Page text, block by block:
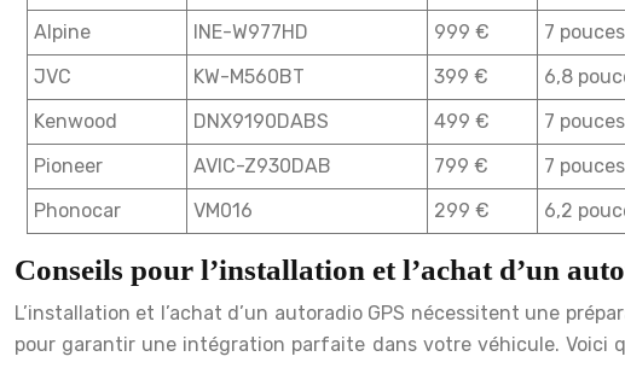
Alpine
INE-W977HD 999 € 7 pouces
JVC
KW-M560BT 399 € 6,8
Kenwood
DNX9190DABS 499 € 7
Pioneer
AVIC-Z930DAB 799 € 7
Phonocar
VM016 299 € 6,2
Conseils pour l’installation et l’achat d’un
L’installation et l’achat d’un autoradio GPS nécessitent une
pour garantir une intégration parfaite dans votre véhicule. Voici